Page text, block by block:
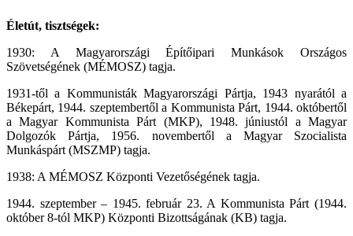
Életút, tisztségek:
1930: A Magyarországi Építőipari Munkások Országos
Szövetségének (MÉMOSZ) tagja.
1931-től a Kommunisták Magyarországi Pártja, 1943 nyarától a
Békepárt, 1944. szeptembertől a Kommunista Párt, 1944. októbertől
a Magyar Kommunista Párt (MKP), 1948. júniustól a Magyar
Dolgozók Pártja, 1956. novembertől a Magyar Szocialista
Munkáspárt (MSZMP) tagja.
1938: A MÉMOSZ Központi Vezetőségének tagja.
1944. szeptember – 1945. február 23. A Kommunista Párt (1944.
október 8-tól MKP) Központi Bizottságának (KB) tagja.